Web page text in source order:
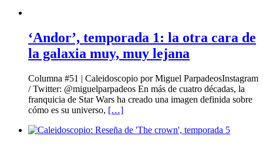
‘Andor’, temporada 1: la otra cara de
la galaxia muy, muy lejana
Columna #51 | Caleidoscopio por Miguel ParpadeosInstagram
/ Twitter: @miguelparpadeos En más de cuatro décadas, la
franquicia de Star Wars ha creado una imagen definida sobre
cómo es su universo, […]